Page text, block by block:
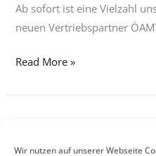
Wir nutzen auf unserer Webseite
Ab sofort ist eine Vielzahl
neuen Vertriebspartner
Read More »